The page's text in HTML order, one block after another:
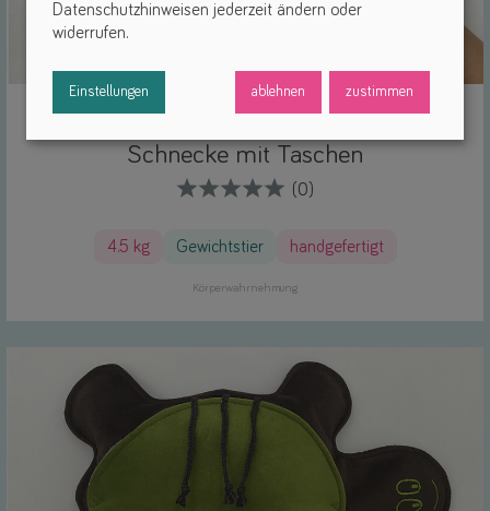
Schnecke mit Taschen
(0)
4.5 kg Gewichtstier handgefertigt
Körperwahrnehmung
Datenschutzhinweisen jederzeit ändern oder
widerrufen.
Einstellungen ablehnen zustimmen